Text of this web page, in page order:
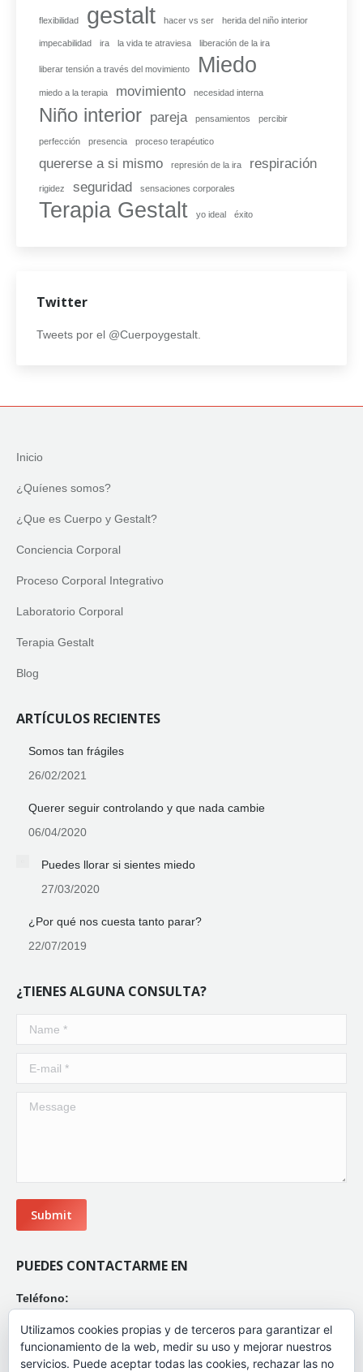
flexibilidad gestalt hacer vs ser herida del niño interior
impecabilidad ira la vida te atraviesa liberación de la ira
liberar tensión a través del movimiento Miedo
miedo a la terapia movimiento necesidad interna
Niño interior pareja pensamientos percibir
perfección presencia proceso terapéutico
quererse a si mismo represión de la ira respiración
rigidez seguridad sensaciones corporales
Terapia Gestalt yo ideal éxito
Twitter
Tweets por el @Cuerpoygestalt.
Inicio
¿Quíenes somos?
¿Que es Cuerpo y Gestalt?
Conciencia Corporal
Proceso Corporal Integrativo
Laboratorio Corporal
Terapia Gestalt
Blog
ARTÍCULOS RECIENTES
Somos tan frágiles
26/02/2021
Querer seguir controlando y que nada cambie
06/04/2020
Puedes llorar si sientes miedo
27/03/2020
¿Por qué nos cuesta tanto parar?
22/07/2019
¿TIENES ALGUNA CONSULTA?
Name *
E-mail *
Message
Submit
PUEDES CONTACTARME EN
Teléfono:
Correo:
esther@cuerpoygestalt.com
Utilizamos cookies propias y de terceros para garantizar el
funcionamiento de la web, medir su uso y mejorar nuestros
servicios. Puede aceptar todas las cookies, rechazar las no